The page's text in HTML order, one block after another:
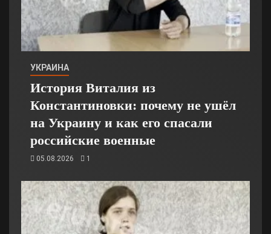
УКРАИНА
История Виталия из
Константиновки: почему не ушёл
на Украину и как его спасали
российские военные
05.08.2026 1